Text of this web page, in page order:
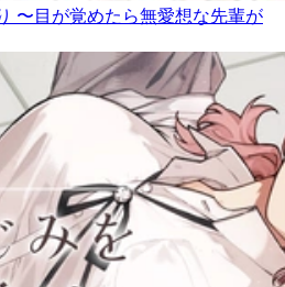
〜目が覚めたら無愛想な先輩が